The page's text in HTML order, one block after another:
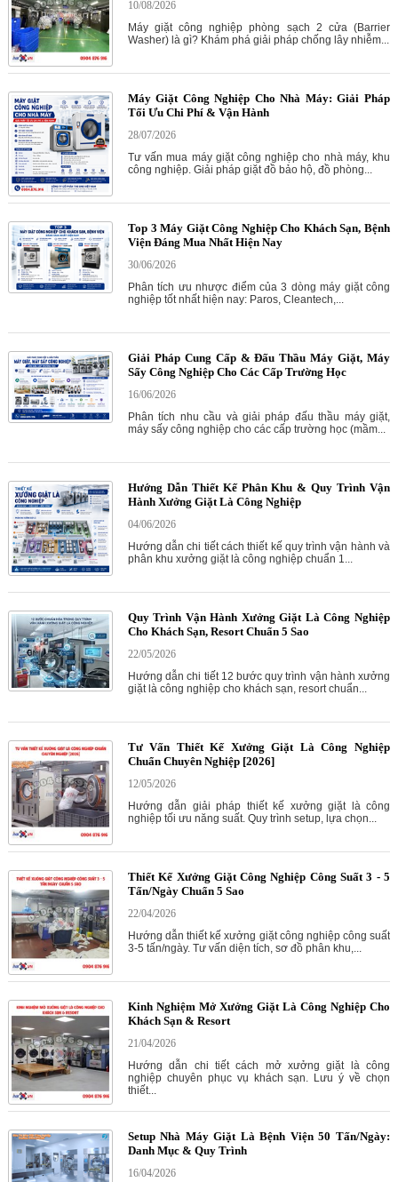
10/08/2026
Máy giặt công nghiệp phòng sạch 2 cửa (Barrier
Washer) là gì? Khám phá giải pháp chống lây nhiễm...
Máy Giặt Công Nghiệp Cho Nhà Máy: Giải Pháp
Tối Ưu Chi Phí & Vận Hành
28/07/2026
Tư vấn mua máy giặt công nghiệp cho nhà máy, khu
công nghiệp. Giải pháp giặt đồ bảo hộ, đồ phòng...
Top 3 Máy Giặt Công Nghiệp Cho Khách Sạn, Bệnh
Viện Đáng Mua Nhất Hiện Nay
30/06/2026
Phân tích ưu nhược điểm của 3 dòng máy giặt công
nghiệp tốt nhất hiện nay: Paros, Cleantech,...
Giải Pháp Cung Cấp & Đấu Thầu Máy Giặt, Máy
Sấy Công Nghiệp Cho Các Cấp Trường Học
16/06/2026
Phân tích nhu cầu và giải pháp đấu thầu máy giặt,
máy sấy công nghiệp cho các cấp trường học (mầm...
Hướng Dẫn Thiết Kế Phân Khu & Quy Trình Vận
Hành Xưởng Giặt Là Công Nghiệp
04/06/2026
Hướng dẫn chi tiết cách thiết kế quy trình vận hành và
phân khu xưởng giặt là công nghiệp chuẩn 1...
Quy Trình Vận Hành Xưởng Giặt Là Công Nghiệp
Cho Khách Sạn, Resort Chuẩn 5 Sao
22/05/2026
Hướng dẫn chi tiết 12 bước quy trình vận hành xưởng
giặt là công nghiệp cho khách sạn, resort chuẩn...
Tư Vấn Thiết Kế Xưởng Giặt Là Công Nghiệp
Chuẩn Chuyên Nghiệp [2026]
12/05/2026
Hướng dẫn giải pháp thiết kế xưởng giặt là công
nghiệp tối ưu năng suất. Quy trình setup, lựa chọn...
Thiết Kế Xưởng Giặt Công Nghiệp Công Suất 3 - 5
Tấn/Ngày Chuẩn 5 Sao
22/04/2026
Hướng dẫn thiết kế xưởng giặt công nghiệp công suất
3-5 tấn/ngày. Tư vấn diện tích, sơ đồ phân khu,...
Kinh Nghiệm Mở Xưởng Giặt Là Công Nghiệp Cho
Khách Sạn & Resort
21/04/2026
Hướng dẫn chi tiết cách mở xưởng giặt là công
nghiệp chuyên phục vụ khách sạn. Lưu ý về chọn
thiết...
Setup Nhà Máy Giặt Là Bệnh Viện 50 Tấn/Ngày:
Danh Mục & Quy Trình
16/04/2026